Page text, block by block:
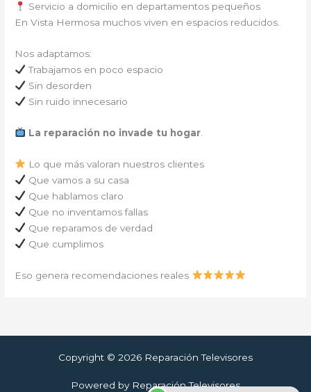
Servicio a domicilio en departamentos pequeños
En Vista Hermosa muchos viven en espacios reducidos.
Nos adaptamos:
Trabajamos en poco espacio
Sin desorden
Sin ruido innecesario
La reparación no invade tu hogar.
Lo que más valoran nuestros clientes
Que vamos a su casa
Que hablamos claro
Que no inventamos fallas
Que reparamos de verdad
Que cumplimos
Eso genera recomendaciones reales
Copyright © 2026 Reparación Televisores
Powered by Reparación Televisores